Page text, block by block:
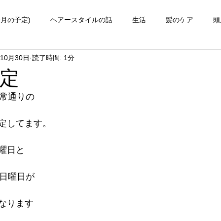
の予定) ヘアースタイルの話 生活 髪のケア
ってほしい事
月30日 読了時間: 1分
りの
ます。
と
日が
ます